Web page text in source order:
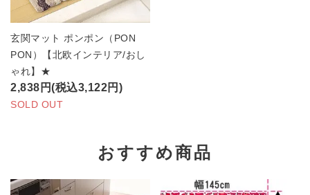
玄関マット ポンポン（PON
PON）【北欧インテリア/おし
ゃれ】★
2,838円(税込3,122円)
SOLD OUT
おすすめ商品